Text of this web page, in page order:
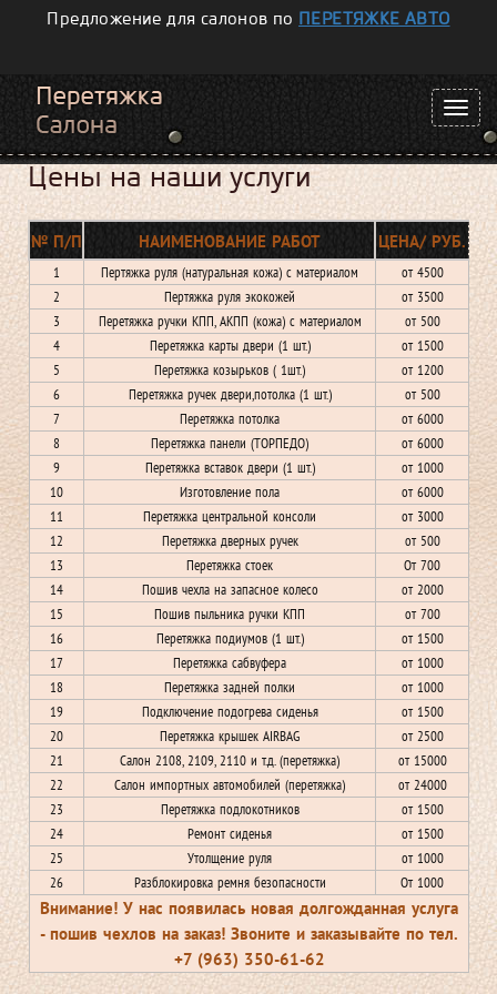
Предложение для салонов по ПЕРЕТЯЖКЕ АВТО
Цены на наши услуги
№ П/П НАИМЕНОВАНИЕ РАБОТ ЦЕНА/ РУБ.
1 Пертяжка руля (натуральная кожа) с материалом
от 4500
2
Пертяжка руля экокожей
от 3500
3
Перетяжка ручки КПП, АКПП (кожа) с материалом
от 500
4
Перетяжка карты двери (1 шт.)
от 1500
5
Перетяжка козырьков ( 1шт.)
от 1200
6
Перетяжка ручек двери,потолка (1 шт.)
от 500
7
Перетяжка потолка
от 6000
8
Перетяжка панели (ТОРПЕДО)
от 6000
9
Перетяжка вставок двери (1 шт.)
от 1000
10
Изготовление пола
от 6000
11
Перетяжка центральной консоли
от 3000
12
Перетяжка дверных ручек
от 500
13
Перетяжка стоек
От 700
14
Пошив чехла на запасное колесо
от 2000
15
Пошив пыльника ручки КПП
от 700
16
Перетяжка подиумов (1 шт.)
от 1500
17
Перетяжка сабвуфера
от 1000
18
Перетяжка задней полки
от 1000
19
Подключение подогрева сиденья
от 1500
20
Перетяжка крышек AIRBAG
от 2500
21
Салон 2108, 2109, 2110 и т.д. (перетяжка)
от 15000
22
Салон импортных автомобилей (перетяжка)
от 24000
23
Перетяжка подлокотников
от 1500
24
Ремонт сиденья
от 1500
25
Утолщение руля
от 1000
26
Разблокировка ремня безопасности От 1000
Внимание! У нас появилась новая долгожданная услуга
- пошив чехлов на заказ! Звоните и заказывайте по тел.
+7 (963) 350-61-62